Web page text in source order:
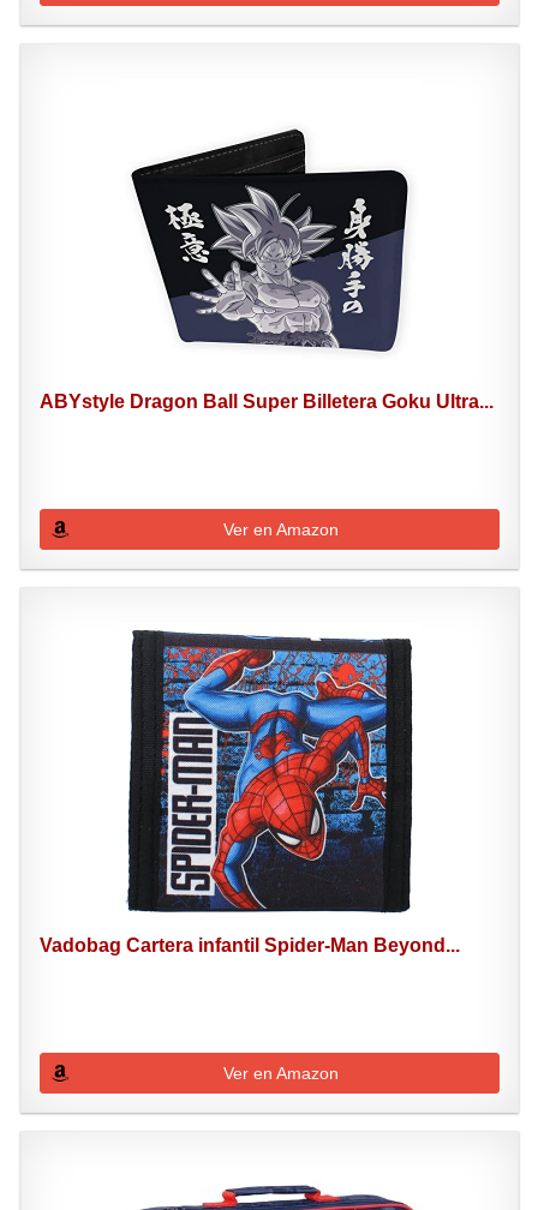
ABYstyle Dragon Ball Super Billetera Goku Ultra...
Ver en Amazon
Vadobag Cartera infantil Spider-Man Beyond...
Ver en Amazon